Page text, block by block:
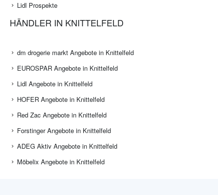
Lidl Prospekte
HÄNDLER IN KNITTELFELD
dm drogerie markt Angebote in Knittelfeld
EUROSPAR Angebote in Knittelfeld
Lidl Angebote in Knittelfeld
HOFER Angebote in Knittelfeld
Red Zac Angebote in Knittelfeld
Forstinger Angebote in Knittelfeld
ADEG Aktiv Angebote in Knittelfeld
Möbelix Angebote in Knittelfeld